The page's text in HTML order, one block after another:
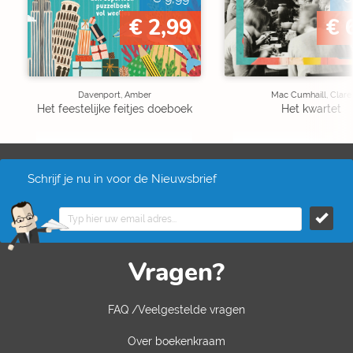
€ 2,99
Davenport, Amber
Het feestelijke feitjes doeboek
€
Mac Cumhaill, Clare
Het kwartet
Schrijf je nu in voor de Nieuwsbrief
Vragen?
FAQ /Veelgestelde vragen
Over boekenkraam